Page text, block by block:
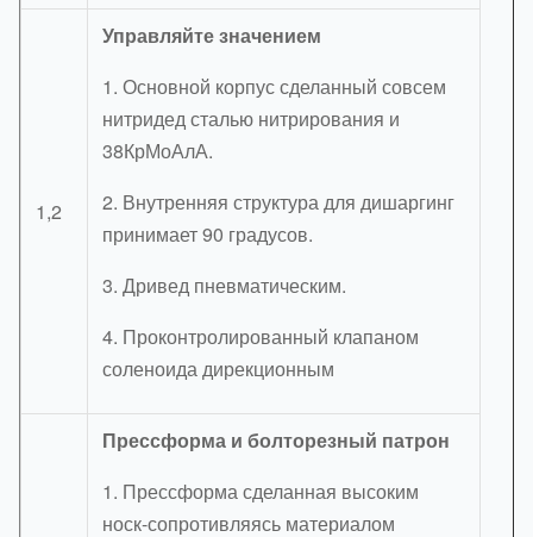
1,2
Управляйте значением
1. Основной корпус сделанный совсем
нитридед сталью нитрирования и
38КрМоАлА.
2. Внутренняя структура для дишаргинг
принимает 90 градусов.
3. Дривед пневматическим.
4. Проконтролированный клапаном
соленоида дирекционным
Прессформа и болторезный патрон
1. Прессформа сделанная высоким
носк-сопротивляясь материалом